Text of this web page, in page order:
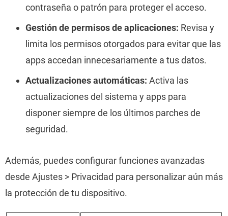
contraseña o patrón para proteger el acceso.
Gestión de permisos de aplicaciones: Revisa y
limita los permisos otorgados para evitar que las
apps accedan innecesariamente a tus datos.
Actualizaciones automáticas: Activa las
actualizaciones del sistema y apps para
disponer siempre de los últimos parches de
seguridad.
Además, puedes configurar funciones avanzadas
desde Ajustes > Privacidad para personalizar aún más
la protección de tu dispositivo.